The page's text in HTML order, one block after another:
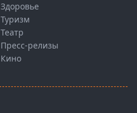
Здоровье
Туризм
Театр
Пресс-релизы
Кино